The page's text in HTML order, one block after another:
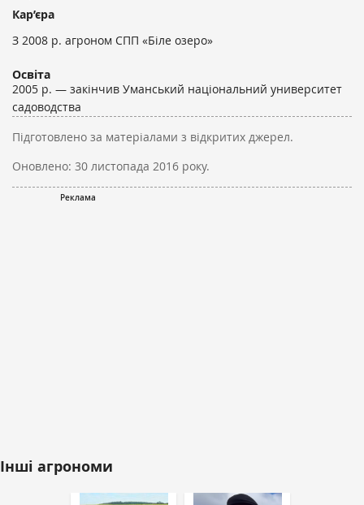
Кар’єра
З 2008 р. агроном СПП «Біле озеро»
Освіта
2005 р. — закінчив Уманський національний университет
садоводства
Підготовлено за матеріалами з відкритих джерел.
Оновлено: 30 листопада 2016 року.
Інші агрономи